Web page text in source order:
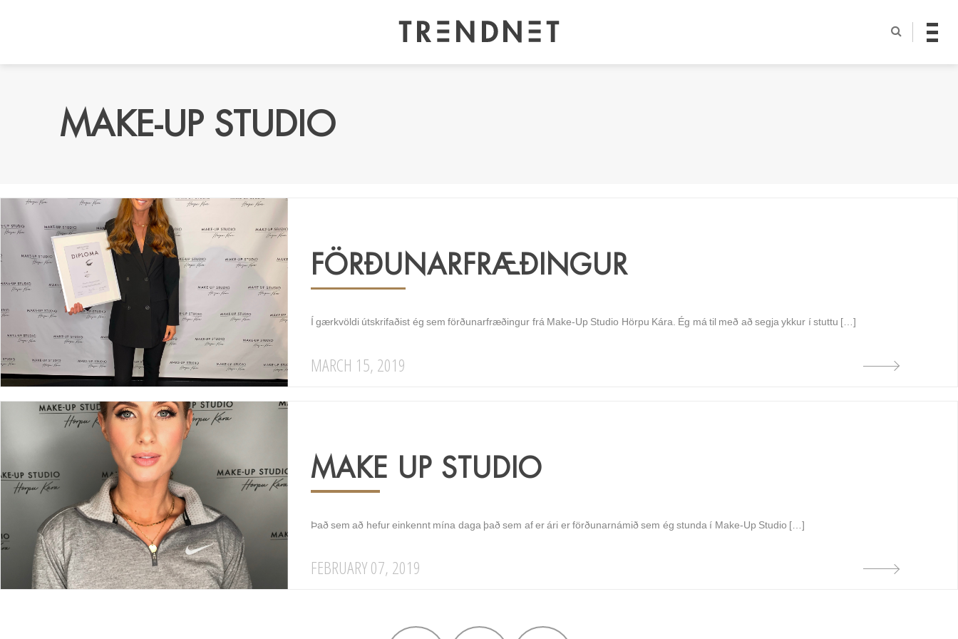
MAKE-UP STUDIO
FÖRÐUNARFRÆÐINGUR
Í gærkvöldi útskrifaðist ég sem förðunarfræðingur frá Make-Up Studio Hörpu Kára. Ég má til með að segja ykkur í stuttu […]
MARCH 15, 2019
MAKE UP STUDIO
Það sem að hefur einkennt mína daga það sem af er ári er förðunarnámið sem ég stunda í Make-Up Studio […]
FEBRUARY 07, 2019